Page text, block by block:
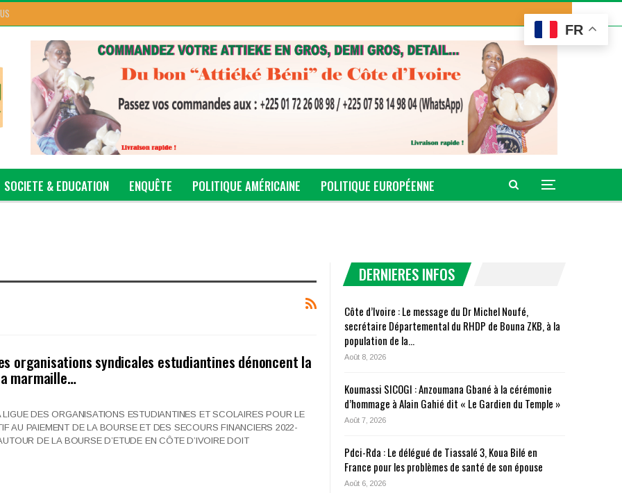
SOCIETE & EDUCATION ENQUÊTE POLITIQUE AMÉRICAINE POLITIQUE EUROPÉENNE
organisations syndicales estudiantines dénoncent la
marmaille…
DES ORGANISATIONS ESTUDIANTINES ET SCOLAIRES POUR LE
AU PAIEMENT DE LA BOURSE ET DES SECOURS FINANCIERS 2022-
DE LA BOURSE D’ETUDE EN CÔTE D’IVOIRE DOIT
DERNIERES INFOS
Côte d’Ivoire : Le message du Dr Michel Noufé,
secrétaire Départemental du RHDP de Bouna ZKB, à la
population de la…
Août 8, 2026
Koumassi SICOGI : Anzoumana Gbané à la cérémonie
d’hommage à Alain Gahié dit « Le Gardien du Temple »
Août 7, 2026
Pdci-Rda : Le délégué de Tiassalé 3, Koua Bilé en
France pour les problèmes de santé de son épouse
Août 6, 2026
FR